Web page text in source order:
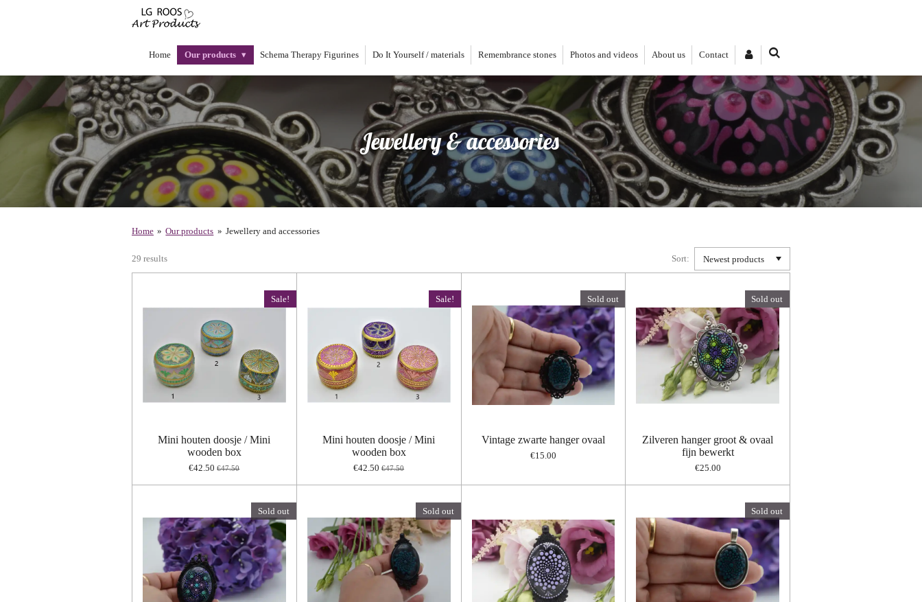
Home Our products Schema Therapy Figurines Do It Yourself / materials Remembrance stones Photos and videos About us Contact
Jewellery & accessories
Home » Our products » Jewellery and accessories
29 results Sort:
Sale!
Mini houten doosje / Mini
wooden box
€42.50 €47.50
Sale!
Mini houten doosje / Mini
wooden box
€42.50 €47.50
Sold out
Vintage zwarte hanger ovaal
€15.00
Sold out
Zilveren hanger groot & ovaal
fijn bewerkt
€25.00
Sold out Sold out Sold out